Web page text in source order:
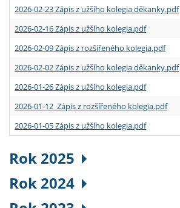
2026-02-23 Zápis z užšího kolegia děkanky.pdf
2026-02-16 Zápis z užšího kolegia.pdf
2026-02-09 Zápis z rozšířeného kolegia.pdf
2026-02-02 Zápis z užšího kolegia děkanky.pdf
2026-01-26 Zápis z užšího kolegia.pdf
2026-01-12 Zápis z rozšířeného kolegia.pdf
2026-01-05 Zápis z užšího kolegia.pdf
Rok 2025
Rok 2024